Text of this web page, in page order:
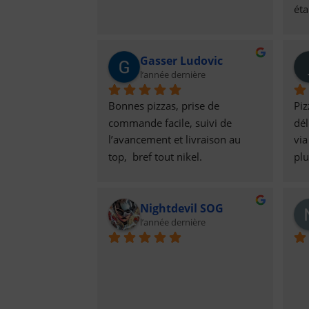
Gasser Ludovic
l’année dernière
Bonnes pizzas, prise de
commande facile, suivi de
l’avancement et livraison au
top,  bref tout nikel.
Nightdevil SOG
l’année dernière